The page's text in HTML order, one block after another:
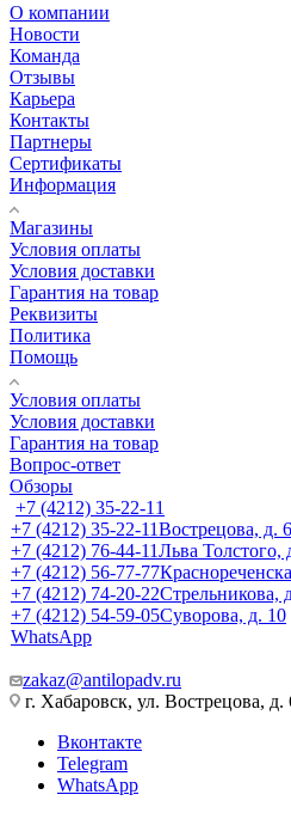
О компании
Новости
Команда
Отзывы
Карьера
Контакты
Партнеры
Сертификаты
Информация
Магазины
Условия оплаты
Условия доставки
Гарантия на товар
Реквизиты
Политика
Помощь
Условия оплаты
Условия доставки
Гарантия на товар
Вопрос-ответ
Обзоры
+7 (4212) 35-22-11
+7 (4212) 35-22-11Вострецова, д. 6
+7 (4212) 76-44-11Льва Толстого,
+7 (4212) 56-77-77
+7 (4212) 74-20-22Стрельникова,
+7 (4212) 54-59-05Суворова, д. 10
WhatsApp
zakaz@antilopadv.ru
г. Хабаровск, ул. Вострецова, д.
Вконтакте
Telegram
WhatsApp